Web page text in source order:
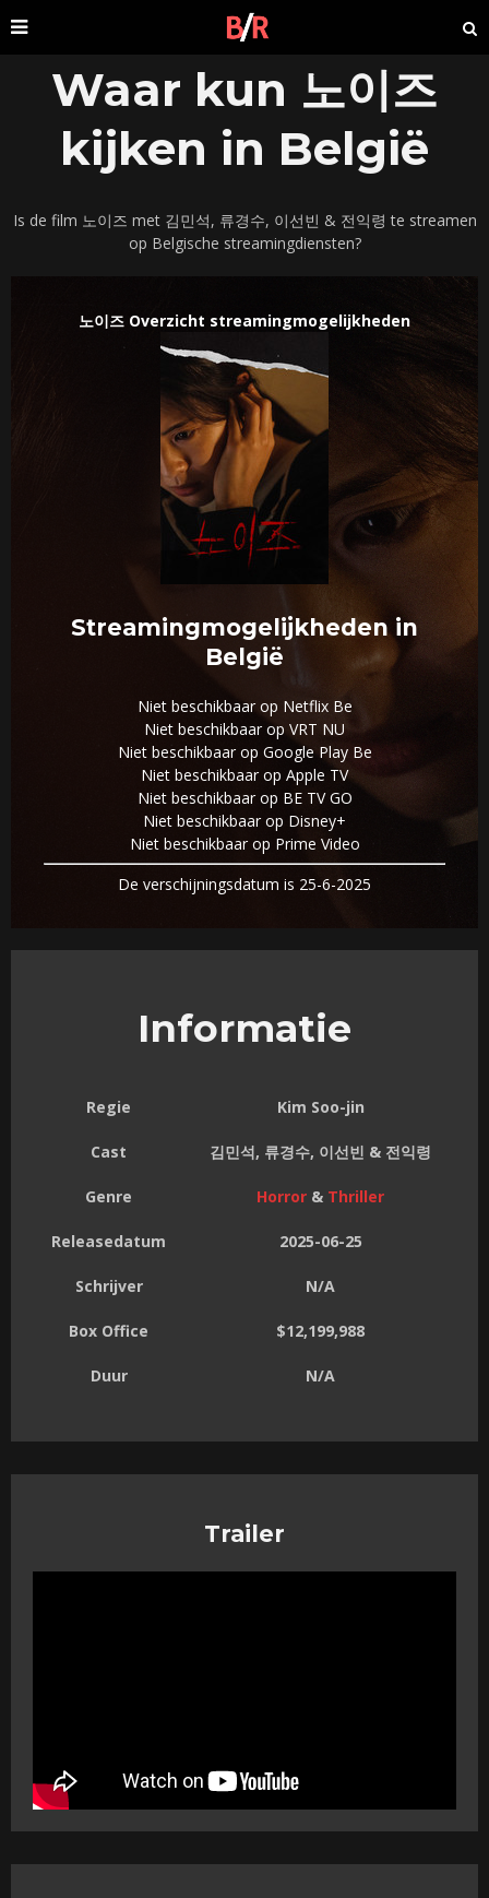
Waar kun 노이즈
kijken in België
Is de film 노이즈 met 김민석, 류경수, 이선빈 & 전익령 te streamen
op Belgische streamingdiensten?
노이즈 Overzicht streamingmogelijkheden
Streamingmogelijkheden in
België
Niet beschikbaar op Netflix Be
Niet beschikbaar op VRT NU
Niet beschikbaar op Google Play Be
Niet beschikbaar op Apple TV
Niet beschikbaar op BE TV GO
Niet beschikbaar op Disney+
Niet beschikbaar op Prime Video
De verschijningsdatum is 25-6-2025
Informatie
Regie Kim Soo-jin
Cast 김민석, 류경수, 이선빈 & 전익령
Genre Horror & Thriller
Releasedatum 2025-06-25
Schrijver N/A
Box Office $12,199,988
Duur N/A
Trailer